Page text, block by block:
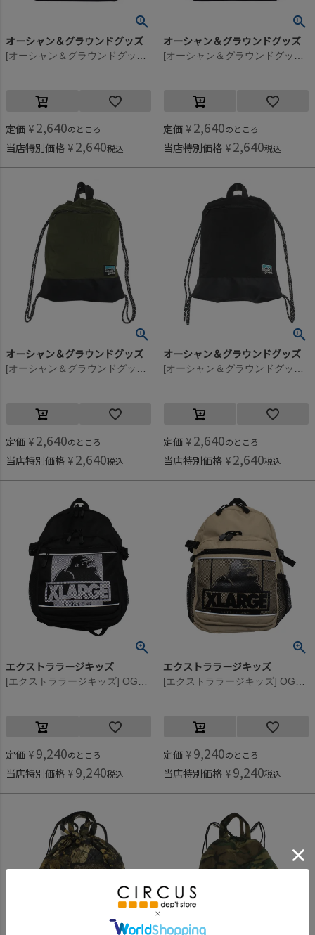
オーシャン＆グラウンドグッズ
定価 ¥ 2,640のところ
当店特別価格 ¥ 2,640税込
オーシャン＆グラウンドグッズ
定価 ¥ 2,640のところ
当店特別価格 ¥ 2,640税込
オーシャン＆グラウンドグッズ
定価 ¥ 2,640のところ
当店特別価格 ¥ 2,640税込
オーシャン＆グラウンドグッズ
定価 ¥ 2,640のところ
当店特別価格 ¥ 2,640税込
エクストララージキッズ
定価 ¥ 9,240のところ
当店特別価格 ¥ 9,240税込
エクストララージキッズ
定価 ¥ 9,240のところ
当店特別価格 ¥ 9,240税込